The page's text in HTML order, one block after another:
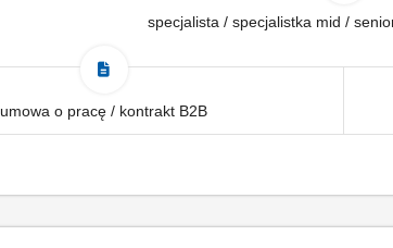
specjalista / specjalistka mid /
umowa o pracę / kontrakt B2B